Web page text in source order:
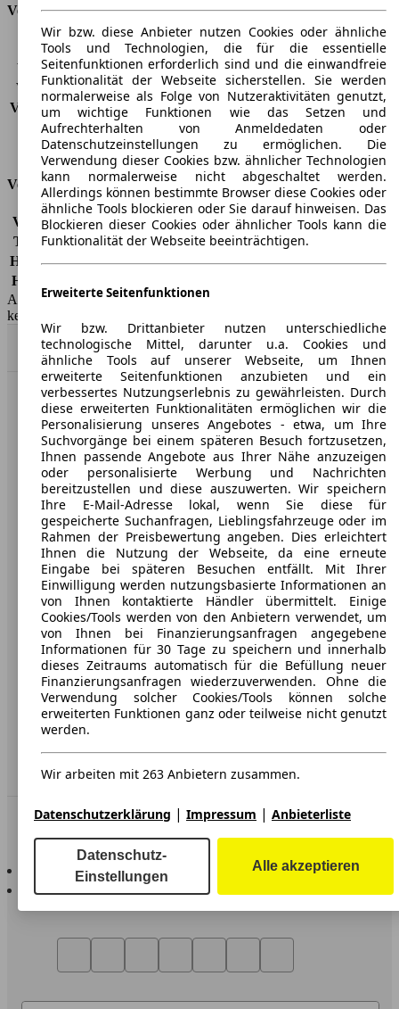
Verbrauch
CO2 Emissionen*
175 g/km (komb.)
Verbrauch (Stadt)
8,1 l/100km
Verbrauch (Land)
5,8 l/100km
Verbrauch (komb.)*
6,7 l/100km
Schadstoffklasse
EU5
Tankinhalt
90 l
Versicherungsklassen
Vollkasko -
Teilkasko -
Haftpflicht -
HSN/TSN
AutoScout24 GmbH übernimmt für die Richtigkeit der Angaben
keine Gewähr.
Nach Oben
AutoScout24: Europaweit der größte Online-Automarkt.
Unternehmen
Über AutoScout24
Presse
Karriere
Werbung
AGB
Datenschutz
Impressum
Erklärung zur Barrierefreiheit
Händler
In Verbindung bleiben
AutoScout24 für iOS
AutoScout24 für Android
Wir bzw. diese Anbieter nutzen Cookies oder ähnliche
Tools und Technologien, die für die essentielle
Seitenfunktionen erforderlich sind und die einwandfreie
Funktionalität der Webseite sicherstellen. Sie werden
normalerweise als Folge von Nutzeraktivitäten genutzt,
um wichtige Funktionen wie das Setzen und
Aufrechterhalten von Anmeldedaten oder
Datenschutzeinstellungen zu ermöglichen. Die
Verwendung dieser Cookies bzw. ähnlicher Technologien
kann normalerweise nicht abgeschaltet werden.
Allerdings können bestimmte Browser diese Cookies oder
ähnliche Tools blockieren oder Sie darauf hinweisen. Das
Blockieren dieser Cookies oder ähnlicher Tools kann die
Funktionalität der Webseite beeinträchtigen.
Erweiterte Seitenfunktionen
Wir bzw. Drittanbieter nutzen unterschiedliche
technologische Mittel, darunter u.a. Cookies und
ähnliche Tools auf unserer Webseite, um Ihnen
erweiterte Seitenfunktionen anzubieten und ein
verbessertes Nutzungserlebnis zu gewährleisten. Durch
diese erweiterten Funktionalitäten ermöglichen wir die
Personalisierung unseres Angebotes - etwa, um Ihre
Suchvorgänge bei einem späteren Besuch fortzusetzen,
Ihnen passende Angebote aus Ihrer Nähe anzuzeigen
oder personalisierte Werbung und Nachrichten
bereitzustellen und diese auszuwerten. Wir speichern
Ihre E-Mail-Adresse lokal, wenn Sie diese für
gespeicherte Suchanfragen, Lieblingsfahrzeuge oder im
Rahmen der Preisbewertung angeben. Dies erleichtert
Ihnen die Nutzung der Webseite, da eine erneute
Eingabe bei späteren Besuchen entfällt. Mit Ihrer
Einwilligung werden nutzungsbasierte Informationen an
von Ihnen kontaktierte Händler übermittelt. Einige
Cookies/Tools werden von den Anbietern verwendet, um
von Ihnen bei Finanzierungsanfragen angegebene
Informationen für 30 Tage zu speichern und innerhalb
dieses Zeitraums automatisch für die Befüllung neuer
Finanzierungsanfragen wiederzuverwenden. Ohne die
Verwendung solcher Cookies/Tools können solche
erweiterten Funktionen ganz oder teilweise nicht genutzt
werden.
Wir arbeiten mit 263 Anbietern zusammen.
Datenschutzerklärung | Impressum | Anbieterliste
Datenschutz-
Einstellungen
Alle akzeptieren